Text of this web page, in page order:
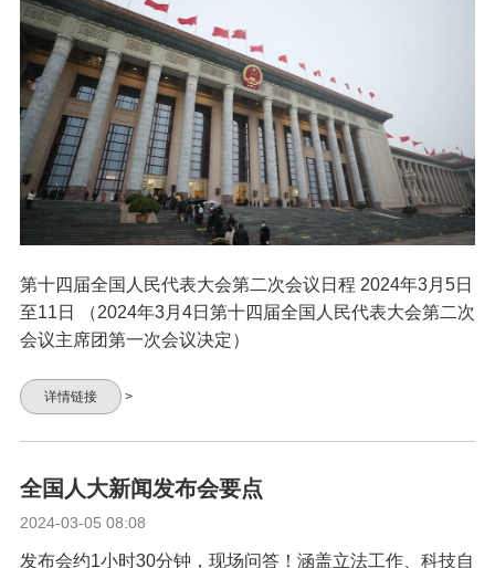
第十四届全国人民代表大会第二次会议日程 2024年3月5日
至11日 （2024年3月4日第十四届全国人民代表大会第二次
会议主席团第一次会议决定）
详情链接 >
全国人大新闻发布会要点
2024-03-05 08:08
发布会约1小时30分钟，现场问答！涵盖立法工作、科技自